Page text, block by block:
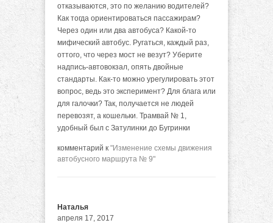
отказываются, это по желанию водителей?
Как тогда ориентироваться пассажирам?
Через один или два автобуса? Какой-то
мифический автобус. Ругаться, каждый раз,
оттого, что через мост не везут? Уберите
надпись-автовокзал, опять двойные
стандарты. Как-то можно урегулировать этот
вопрос, ведь это эксперимент? Для блага или
для галочки? Так, получается не людей
перевозят, а кошельки. Трамвай № 1,
удобный был с Затулинки до Бугринки
комментарий к "Изменение схемы движения
автобусного маршрута № 9"
Наталья
апреля 17, 2017